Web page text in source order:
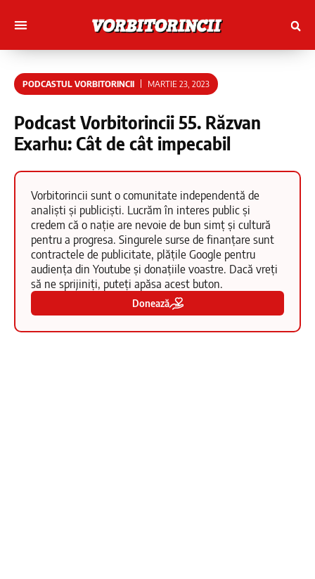
PODCASTUL VORBITORINCII MARTIE 23, 2023
Podcast Vorbitorincii 55. Răzvan
Exarhu: Cât de cât impecabil
Vorbitorincii sunt o comunitate independentă de
analiști și publiciști. Lucrăm în interes public și
credem că o nație are nevoie de bun simț și cultură
pentru a progresa. Singurele surse de finanțare sunt
contractele de publicitate, plățile Google pentru
audiența din Youtube și donațiile voastre. Dacă vreți
să ne sprijiniți, puteți apăsa acest buton.
Donează